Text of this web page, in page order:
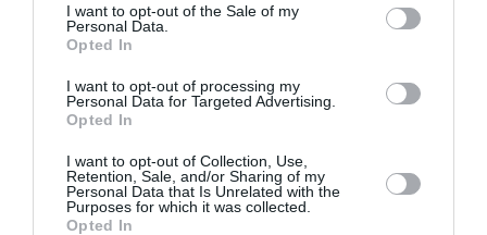
I want to opt-out of the Sale of my
Personal Data.
Opted In
I want to opt-out of processing my
Personal Data for Targeted Advertising.
Opted In
I want to opt-out of Collection, Use,
Retention, Sale, and/or Sharing of my
Personal Data that Is Unrelated with the
Purposes for which it was collected.
Opted In
Σχετικά Άρθρα